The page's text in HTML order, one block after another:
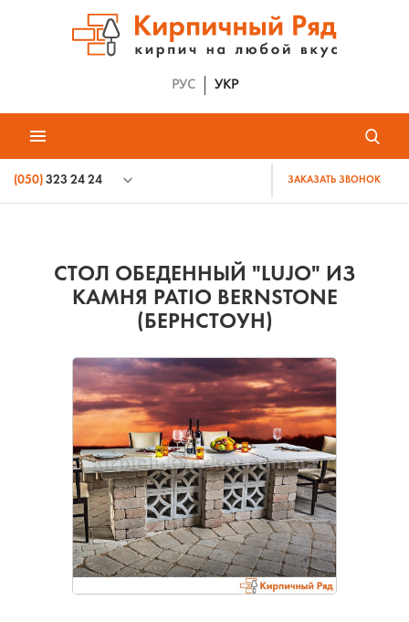
РУС УКР
(050) 323 24 24 ЗАКАЗАТЬ ЗВОНОК
СТОЛ ОБЕДЕННЫЙ "LUJO" ИЗ
КАМНЯ PATIO BERNSTONE
(БЕРНСТОУН)